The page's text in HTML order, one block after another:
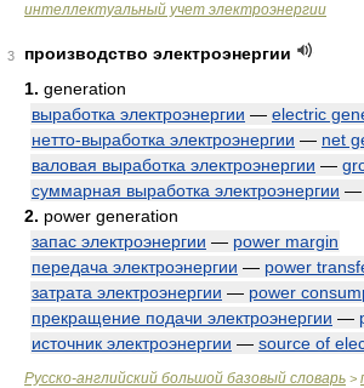
интеллектуальный учет электроэнергии
3
производство электроэнергии
1. generation
выработка электроэнергии — electric
нетто-выработка электроэнергии — net
валовая выработка электроэнергии —
суммарная выработка электроэнергии —
2. power generation
запас электроэнергии — power margin
передача электроэнергии — power
затрата электроэнергии — power
прекращение подачи электроэнергии —
источник электроэнергии — source of
Русско-английский большой базовый словарь >